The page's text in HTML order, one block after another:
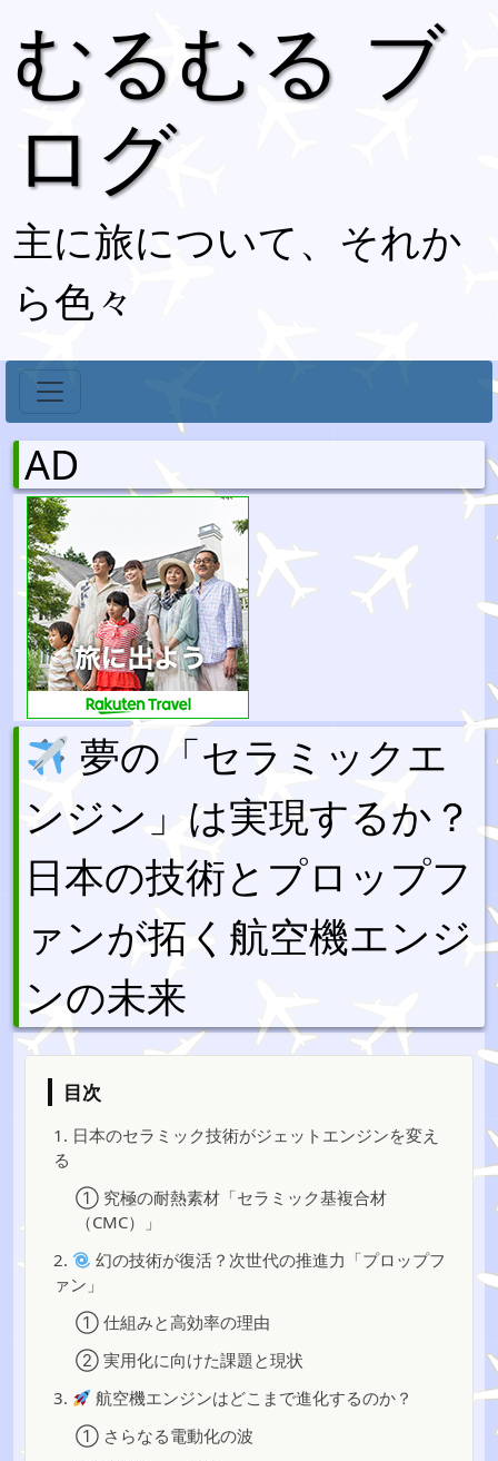
むるむる ブ
ログ
主に旅について、それか
ら色々
AD
夢の「セラミックエ
ンジン」は実現するか？
日本の技術とプロップフ
ァンが拓く航空機エンジ
ンの未来
目次
1. 日本のセラミック技術がジェットエンジンを変え
る
① 究極の耐熱素材「セラミック基複合材
（CMC）」
2.
幻の技術が復活？次世代の推進力「プロップフ
ァン」
① 仕組みと高効率の理由
② 実用化に向けた課題と現状
3.
航空機エンジンはどこまで進化するのか？
① さらなる電動化の波